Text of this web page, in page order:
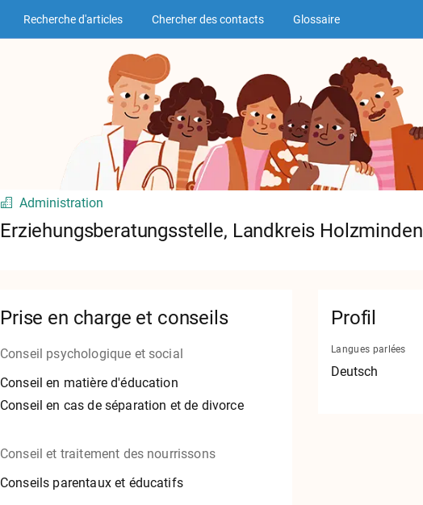
Recherche d'articles Chercher des contacts Glossaire
Administration
Erziehungsberatungsstelle, Landkreis Holzminden
Prise en charge et conseils
Conseil psychologique et social
Conseil en matière d'éducation
Conseil en cas de séparation et de divorce
Conseil et traitement des nourrissons
Conseils parentaux et éducatifs
Profil
Langues parlées
Deutsch